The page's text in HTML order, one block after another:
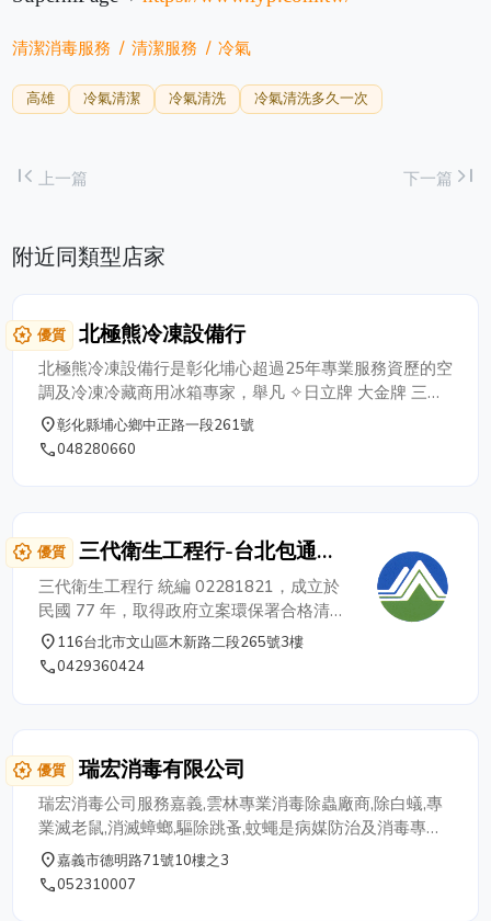
清潔消毒服務 清潔服務 冷氣
高雄 冷氣清潔 冷氣清洗 冷氣清洗多久一次
first_page 上一篇 下一篇 last_page
附近同類型店家
award_star 優質 北極熊冷凍設備行
北極熊冷凍設備行是彰化埔心超過25年專業服務資歷的空
調及冷凍冷藏商用冰箱專家，舉凡 ✧日立牌 大金牌 三菱
牌 格力牌冷氣空調--都有專業安裝諮詢服務 ✧組合冷凍冷
藏櫃 展示櫃 各式商用冰箱 ✧飲料冰箱✧製冰機 ✧冰淇淋
務！
place彰化縣埔心鄉中正路一段261號
phone048280660
award_star 優質
三代衛生工程行-台北包通推
薦【環保署合格清除機構】
三代衛生工程行 統編 02281821，成立於
民國 77 年，取得政府立案環保署合格清除
機構，三代衛生工程行在台北在地經營三十
多年，我們是專業且經驗豐富的包通專家，
修理、清理污水池。 全年無休 • 一通電話 •
到府服務 • 誠懇敬業 • 專業用心 服務專線
02-2936-0424 、02-2918-3778 行動專線
0935-258857
place116台北市文山區木新路二段265號3樓
phone0429360424
award_star 優質 瑞宏消毒有限公司
瑞宏消毒公司服務嘉義,雲林專業消毒除蟲廠商,除白蟻,專
業滅老鼠,消滅蟑螂,驅除跳蚤,蚊蠅是病媒防治及消毒專
家。
place嘉義市德明路71號10樓之3
phone052310007